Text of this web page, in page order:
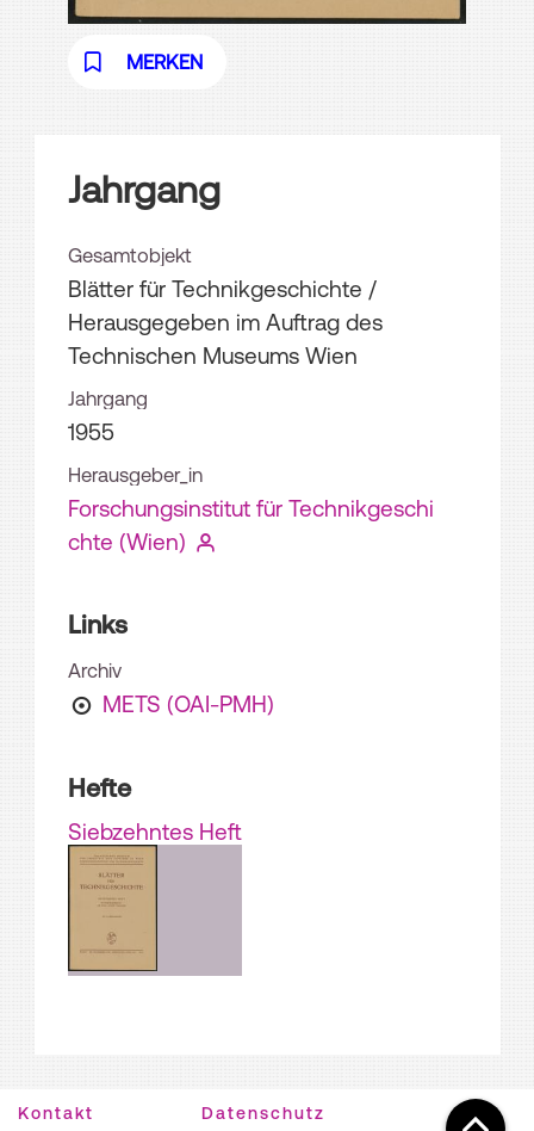
MERKEN
Jahrgang
Gesamtobjekt
Blätter für Technikgeschichte /
Herausgegeben im Auftrag des
Technischen Museums Wien
Jahrgang
1955
Herausgeber_in
Forschungsinstitut für Technikgeschi
chte (Wien)
Links
Archiv
METS (OAI-PMH)
Hefte
Siebzehntes Heft
Kontakt
Datenschutz